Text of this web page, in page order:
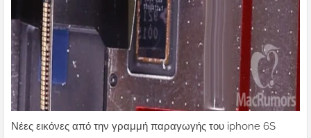
Νέες εικόνες από την γραμμή παραγωγής του iphone 6S